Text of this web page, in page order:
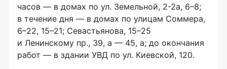
часов — в домах по ул. Земельной, 2-2а, 6–8;
в течение дня — в домах по улицам Соммера,
6–22, 15–21; Севастьянова, 15–25
и Ленинскому пр., 39, а — 45, а; до окончания
работ — в здании УВД по ул. Киевской, 120.